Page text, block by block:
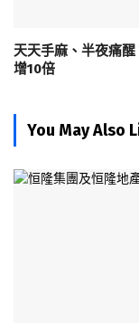
天天手麻、半夜痛
增10倍
You May Also